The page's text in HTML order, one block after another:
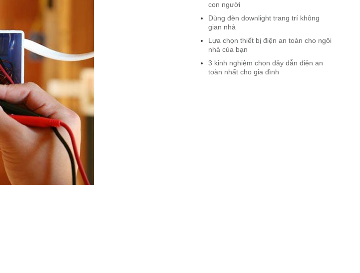
con người
Dùng đèn downlight trang trí không
gian nhà
Lựa chọn thiết bị điện an toàn cho ngôi
nhà của bạn
3 kinh nghiệm chọn dây dẫn điện an
toàn nhất cho gia đình